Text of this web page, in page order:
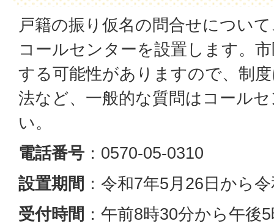
戸籍の振り仮名の問合せについ
コールセンターを設置します。
する可能性がありますので、制
法など、一般的な質問はコール
い。
電話番号 ：0570-05-0310
設置期間 ：令和7年5月26日から
受付時間 ：午前8時30分から午後